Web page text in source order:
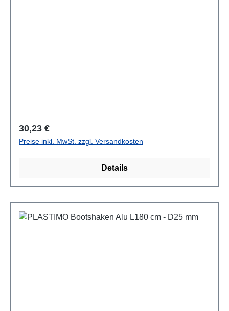
Regulärer Preis:
30,23 €
Preise inkl. MwSt. zzgl. Versandkosten
Details